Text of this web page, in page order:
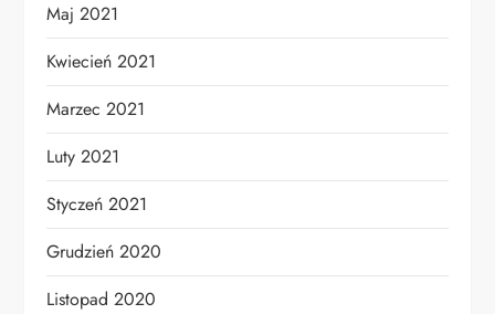
Maj 2021
Kwiecień 2021
Marzec 2021
Luty 2021
Styczeń 2021
Grudzień 2020
Listopad 2020